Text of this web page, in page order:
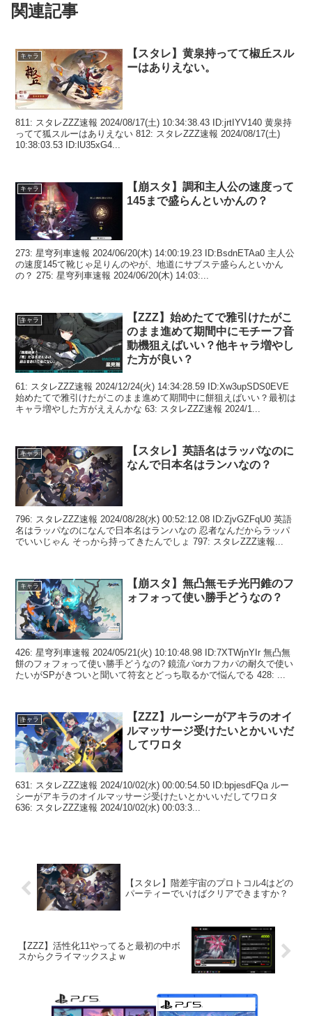
関連記事
キャラ
【スタレ】黄泉持ってて椒丘スル
ーはありえない。
811: スタレZZZ速報 2024/08/17(土) 10:34:38.43 ID:jrtIYV140 黄泉持
ってて狐スルーはありえない 812: スタレZZZ速報 2024/08/17(土)
10:38:03.53 ID:lU35xG4...
キャラ
【崩スタ】調和主人公の速度って
145まで盛らんといかんの？
273: 星穹列車速報 2024/06/20(木) 14:00:19.23 ID:BsdnETAa0 主人公
の速度145て靴じゃ足りんのやが、地道にサブステ盛らんといかん
の？ 275: 星穹列車速報 2024/06/20(木) 14:03:...
キャラ
【ZZZ】始めたてで雅引けたがこ
のまま進めて期間中にモチーフ音
動機狙えばいい？他キャラ増やし
た方が良い？
61: スタレZZZ速報 2024/12/24(火) 14:34:28.59 ID:Xw3upSDS0EVE
始めたてで雅引けたがこのまま進めて期間中に餅狙えばいい？最初は
キャラ増やした方がええんかな 63: スタレZZZ速報 2024/1...
キャラ
【スタレ】英語名はラッパなのに
なんで日本名はランハなの？
796: スタレZZZ速報 2024/08/28(水) 00:52:12.08 ID:ZjvGZFqU0 英語
名はラッパなのになんで日本名はランハなの 忍者なんだからラッパ
でいいじゃん そっから持ってきたんでしょ 797: スタレZZZ速報...
キャラ
【崩スタ】無凸無モチ光円錐のフ
ォフォって使い勝手どうなの？
426: 星穹列車速報 2024/05/21(火) 10:10:48.98 ID:7XTWjnYIr 無凸無
餅のフォフォって使い勝手どうなの? 鏡流パorカフカパの耐久で使い
たいがSPがきついと聞いて符玄とどっち取るかで悩んでる 428: ...
キャラ
【ZZZ】ルーシーがアキラのオイ
ルマッサージ受けたいとかいいだ
してワロタ
631: スタレZZZ速報 2024/10/02(水) 00:00:54.50 ID:bpjesdFQa ルー
シーがアキラのオイルマッサージ受けたいとかいいだしてワロタ
636: スタレZZZ速報 2024/10/02(水) 00:03:3...
【スタレ】階差宇宙のプロトコル4はどの
パーティーでいけばクリアできますか？
【ZZZ】活性化11やってると最初の中ボ
スからクライマックスよｗ